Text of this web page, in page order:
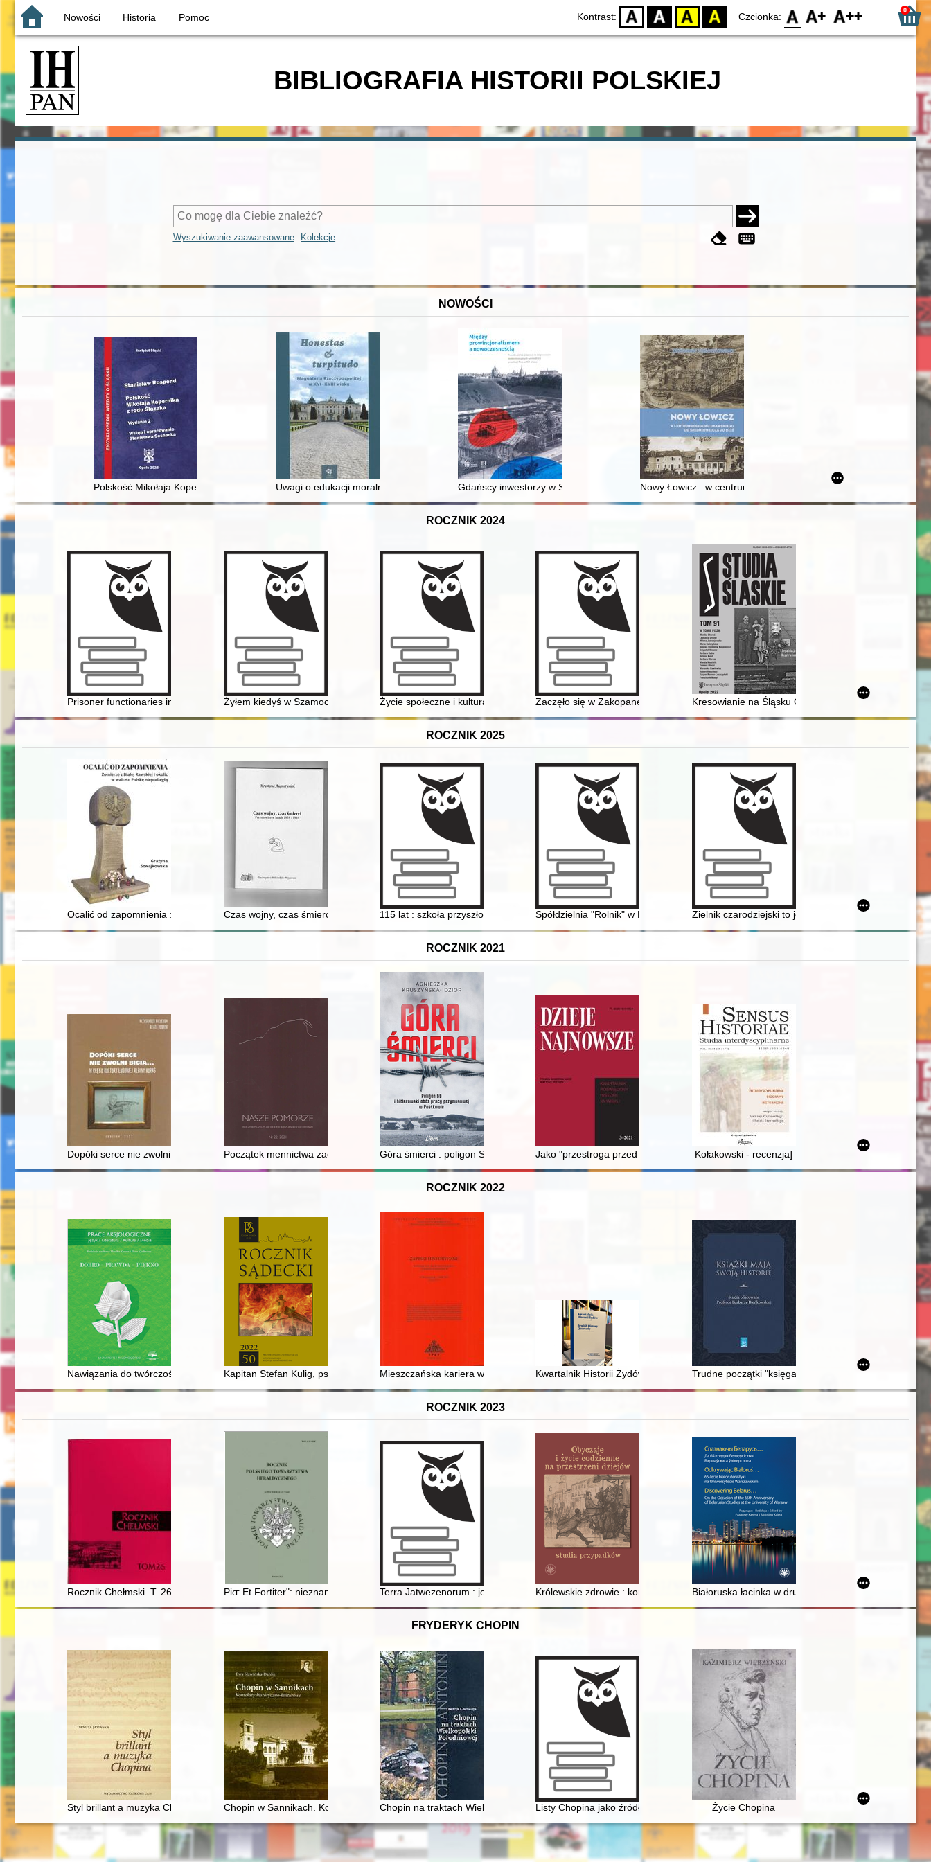
Nowości Historia Pomoc Kontrast: D BW YB BY Czcionka: F0 F1 F2 0
BIBLIOGRAFIA HISTORII POLSKIEJ
Wyszukiwanie zaawansowane Kolekcje
NOWOŚCI
Polskość Mikołaja Kopernika z rodu ŚlązakaUwagi o edukacji moralnej synów szlacheckich w XVI-wiecznej RzeczypospolitejGdańscy inwestorzy w Sopocie : prestiż finansowy i towarzyski lokalnego mieszczaństwa w 2. poł. XIX w
Nowy Łowicz : w centrum poligonu drawskiego od średniowiecza
ROCZNIK 2024
Prisoner functionaries in KL AuschwitzŻyłem kiedyś w Szamocinie Życie społeczne i kulturalne na łamach czasopisma zakładowego "Walczymy o Stal" w latach 1953-1956 = Social and
Zaczęło się w Zakopanem Kresowianie na Śląsku Opolskim i ich integracja
ROCZNIK 2025
Ocalić od zapomnienia : żołnierze z Białej Rawskiej i okolic w walce o Polskę niepodległą
Czas wojny, czas śmierci : Przyszowice w latach 1939-1945115 lat : szkoła przyszłości : Zespół Szkół Mechanicznych nr 1 im. Franciszka Siemiradzkiego w Bydgoszczy
Spółdzielnia "Rolnik" w Pobiedziskach od 1945 r. : zarys historyczny oraz współczesna
Zielnik czarodziejski to jest Zbiór przesądów o
ROCZNIK 2021
Dopóki serce nie zwolni bicia... : w kręgu kultury ludowej Albiny KuraśPoczątek mennictwa zachodniopomorskiego : Jaromir I ale Bogusław II i Kazimierz II
Góra śmierci : poligon SS i hitlerowski obóz pracy przymusowej w Pustkowie
Jako "przestroga przed demontażem demokracji" : uwagi i refleksje na marginesie
Kołakowski - recenzja]
ROCZNIK 2022
Nawiązania do twórczości Jana Kochanowskiego w poezji polskiej (od XVI wieku do współczesności)
Kapitan Stefan Kulig, ps. "Gorol", "Wicher" (1926-2022)Mieszczańska kariera w szlacheckiej Rzeczypospolitej? : Francesco De Gratta i jego "social network"
Kwartalnik Historii Żydów = Jewish History Quarterly. 2022 nr 3
Trudne początki "księgarstwa socjalistycznego" :
ROCZNIK 2023
Rocznik Chełmski. T. 26 (2022) Piɶ Et Fortiter": nieznany herb Jerzego BennetaTerra Jatwezenorum : jotvingiu krašto istorijos paveldo metraštis. [R. ] 15, d. 1 (2023)
Królewskie zdrowie : kondycja fizyczna Zygmunta III WazyBiałoruska łacinka w drugiej połowie XIX w. :
FRYDERYK CHOPIN
Styl brillant a muzyka Chopina Chopin w Sannikach. Konteksty historyczno-kulturoweChopin na traktach Wielkopolski południowejListy Chopina jako źródło informacji do badań nad rodziną Tytusa Woyciechowskiego
Życie Chopina